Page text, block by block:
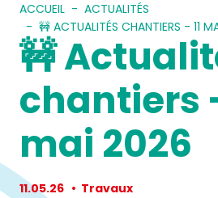
ACCUEIL
ACTUALITÉS
🚧 ACTUALITÉS CHANTIERS - 11
🚧
chantiers -
mai 2026
11.05.26 • Travaux